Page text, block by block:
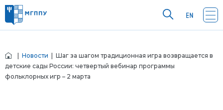
Новости | Шаг за шагом традиционная игра возвращается в
детские сады России: четвертый вебинар программы
фольклорных игр – 2 марта